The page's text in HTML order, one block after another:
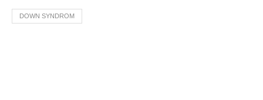
DOWN SYNDROM